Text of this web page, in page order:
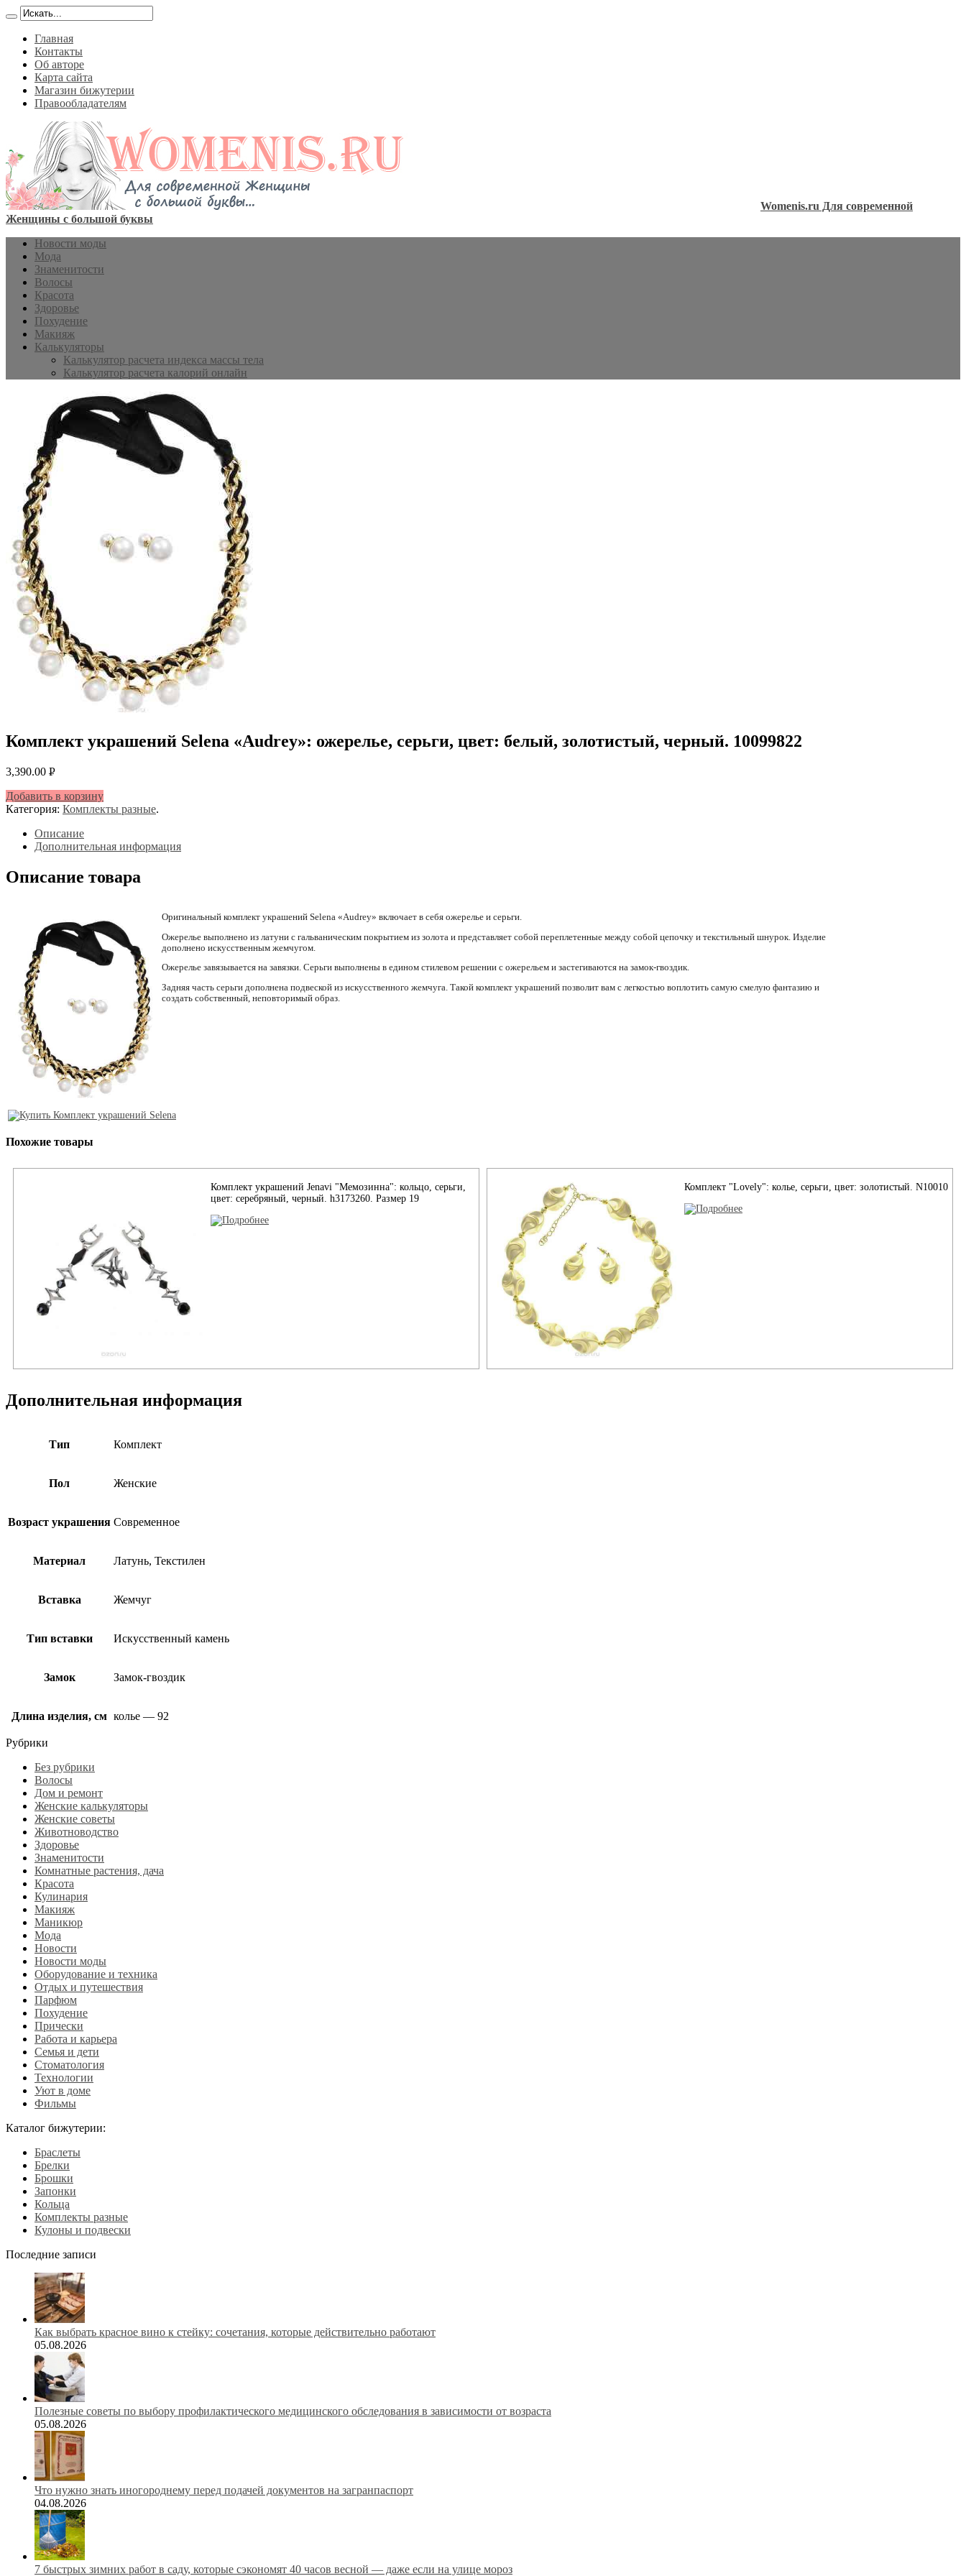
Главная
Контакты
Об авторе
Карта сайта
Магазин бижутерии
Правообладателям
Womenis.ru Для современной
Женщины с большой буквы
Новости моды
Мода
Знаменитости
Волосы
Красота
Здоровье
Похудение
Макияж
Калькуляторы
Калькулятор расчета индекса массы тела
Калькулятор расчета калорий онлайн
Комплект украшений Selena «Audrey»: ожерелье, серьги, цвет: белый, золотистый, черный. 10099822
3,390.00 Р
Добавить в корзину
Категория: Комплекты разные.
Описание
Дополнительная информация
Описание товара
Оригинальный комплект украшений Selena «Audrey» включает в себя ожерелье и серьги.
Ожерелье выполнено из латуни с гальваническим покрытием из золота и представляет собой переплетенные между собой цепочку и текстильный шнурок. Изделие
дополнено искусственным жемчугом.
Ожерелье завязывается на завязки. Серьги выполнены в едином стилевом решении с ожерельем и застегиваются на замок-гвоздик.
Задняя часть серьги дополнена подвеской из искусственного жемчуга. Такой комплект украшений позволит вам с легкостью воплотить самую смелую фантазию и
создать собственный, неповторимый образ.
Похожие товары
Комплект украшений Jenavi "Мемозинна": кольцо, серьги,
цвет: серебряный, черный. h3173260. Размер 19
Комплект "Lovely": колье, серьги, цвет: золотистый. N10010
Дополнительная информация
Тип Комплект
Пол Женские
Возраст украшения Современное
Материал Латунь, Текстилен
Вставка Жемчуг
Тип вставки Искусственный камень
Замок Замок-гвоздик
Длина изделия, см колье — 92
Рубрики
Без рубрики
Волосы
Дом и ремонт
Женские калькуляторы
Женские советы
Животноводство
Здоровье
Знаменитости
Комнатные растения, дача
Красота
Кулинария
Макияж
Маникюр
Мода
Новости
Новости моды
Оборудование и техника
Отдых и путешествия
Парфюм
Похудение
Прически
Работа и карьера
Семья и дети
Стоматология
Технологии
Уют в доме
Фильмы
Каталог бижутерии:
Браслеты
Брелки
Брошки
Запонки
Кольца
Комплекты разные
Кулоны и подвески
Последние записи
Как выбрать красное вино к стейку: сочетания, которые действительно работают
05.08.2026
Полезные советы по выбору профилактического медицинского обследования в зависимости от возраста
05.08.2026
Что нужно знать иногороднему перед подачей документов на загранпаспорт
04.08.2026
7 быстрых зимних работ в саду, которые сэкономят 40 часов весной — даже если на улице мороз